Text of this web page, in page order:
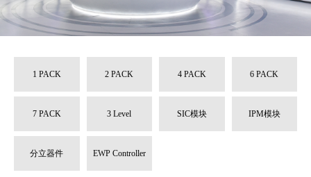
1 PACK 2 PACK 4 PACK 6 PACK
7 PACK 3 Level SIC模块 IPM模块
分立器件 EWP Controller